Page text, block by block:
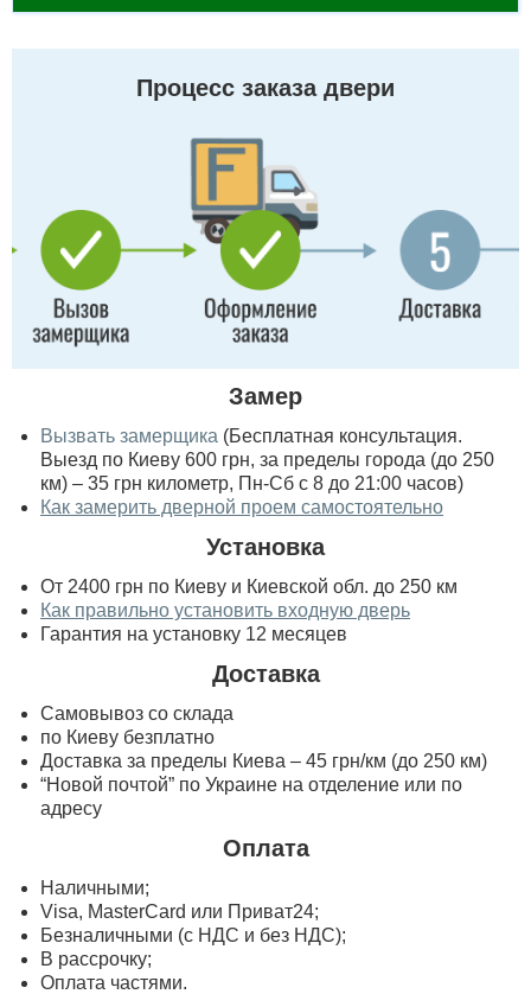
Процесс заказа двери
Замер
Вызвать замерщика (Бесплатная консультация.
Выезд по Киеву 600 грн, за пределы города (до 250
км) – 35 грн километр, Пн-Сб с 8 до 21:00 часов)
Как замерить дверной проем самостоятельно
Установка
От 2400 грн по Киеву и Киевской обл. до 250 км
Как правильно установить входную дверь
Гарантия на установку 12 месяцев
Доставка
Самовывоз со склада
по Киеву безплатно
Доставка за пределы Киева – 45 грн/км (до 250 км)
“Новой почтой” по Украине на отделение или по
адресу
Оплата
Наличными;
Visa, MasterСard или Приват24;
Безналичными (с НДС и без НДС);
В рассрочку;
Оплата частями.